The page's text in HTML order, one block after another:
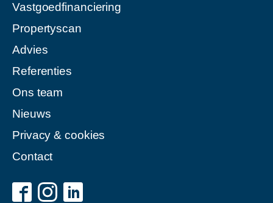
Vastgoedfinanciering
Propertyscan
Advies
Referenties
Ons team
Nieuws
Privacy & cookies
Contact